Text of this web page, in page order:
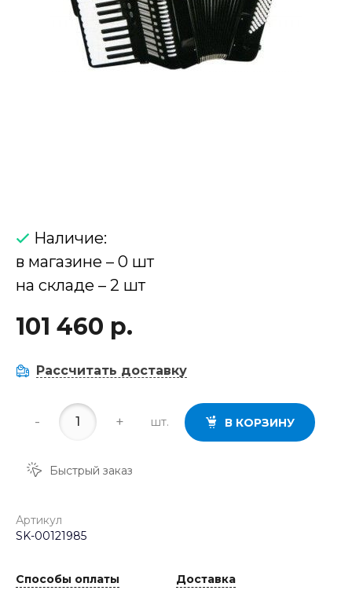
Наличие:
в магазине – 0 шт
на складе – 2 шт
101 460 р.
Рассчитать доставку
- + шт. В КОРЗИНУ
Быстрый заказ
Артикул
SK-00121985
Способы оплаты Доставка